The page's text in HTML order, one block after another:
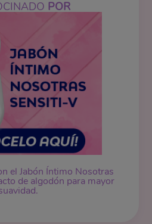
POR
elJabón Íntimo Nosotras
de algodón para mayor